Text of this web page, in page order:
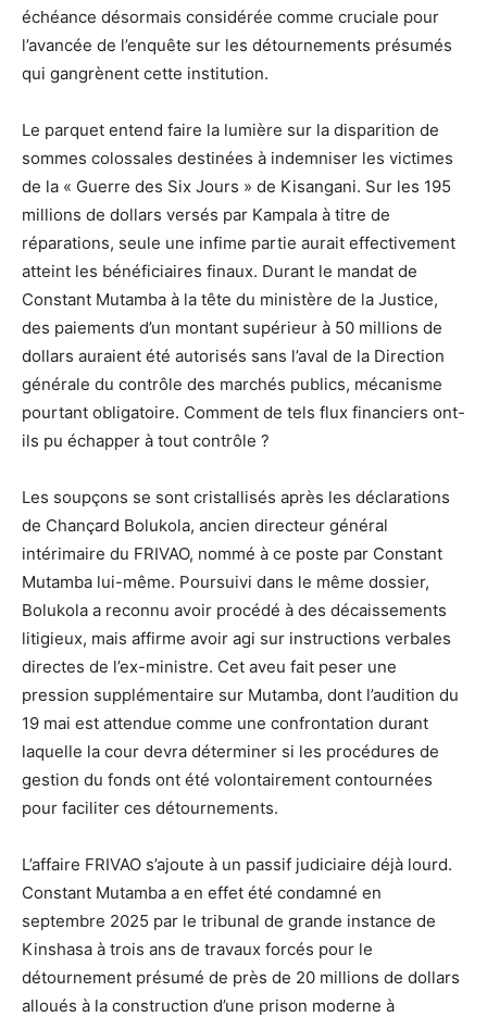
échéance désormais considérée comme cruciale pour
l’avancée de l’enquête sur les détournements présumés
qui gangrènent cette institution.
Le parquet entend faire la lumière sur la disparition de
sommes colossales destinées à indemniser les victimes
de la « Guerre des Six Jours » de Kisangani. Sur les 195
millions de dollars versés par Kampala à titre de
réparations, seule une infime partie aurait effectivement
atteint les bénéficiaires finaux. Durant le mandat de
Constant Mutamba à la tête du ministère de la Justice,
des paiements d’un montant supérieur à 50 millions de
dollars auraient été autorisés sans l’aval de la Direction
générale du contrôle des marchés publics, mécanisme
pourtant obligatoire. Comment de tels flux financiers ont-
ils pu échapper à tout contrôle ?
Les soupçons se sont cristallisés après les déclarations
de Chançard Bolukola, ancien directeur général
intérimaire du FRIVAO, nommé à ce poste par Constant
Mutamba lui-même. Poursuivi dans le même dossier,
Bolukola a reconnu avoir procédé à des décaissements
litigieux, mais affirme avoir agi sur instructions verbales
directes de l’ex-ministre. Cet aveu fait peser une
pression supplémentaire sur Mutamba, dont l’audition du
19 mai est attendue comme une confrontation durant
laquelle la cour devra déterminer si les procédures de
gestion du fonds ont été volontairement contournées
pour faciliter ces détournements.
L’affaire FRIVAO s’ajoute à un passif judiciaire déjà lourd.
Constant Mutamba a en effet été condamné en
septembre 2025 par le tribunal de grande instance de
Kinshasa à trois ans de travaux forcés pour le
détournement présumé de près de 20 millions de dollars
alloués à la construction d’une prison moderne à